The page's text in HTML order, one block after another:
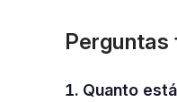
Perguntas
1. Quanto